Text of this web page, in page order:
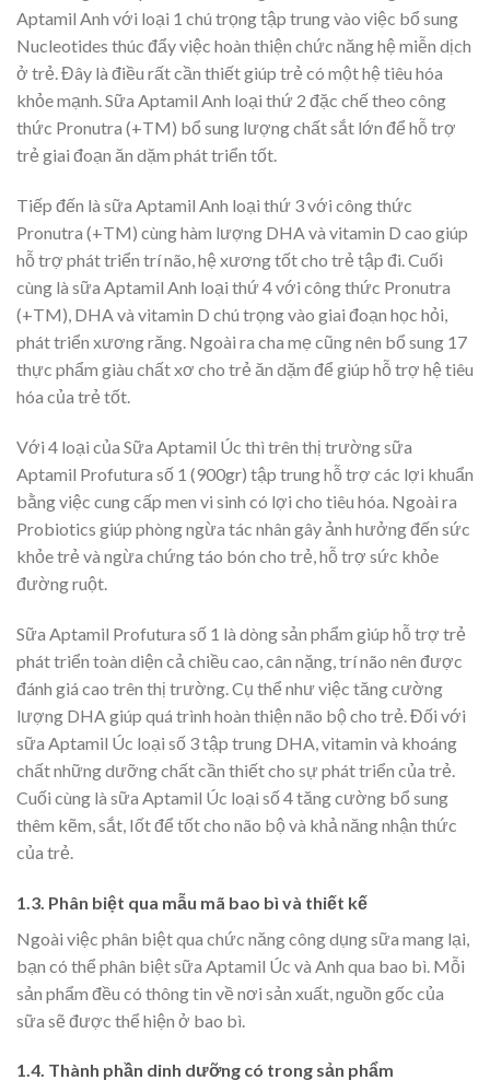
Aptamil Anh với loại 1 chú trọng tập trung vào việc bổ sung
Nucleotides thúc đẩy việc hoàn thiện chức năng hệ miễn dịch
ở trẻ. Đây là điều rất cần thiết giúp trẻ có một hệ tiêu hóa
khỏe mạnh. Sữa Aptamil Anh loại thứ 2 đặc chế theo công
thức Pronutra (+TM) bổ sung lượng chất sắt lớn để hỗ trợ
trẻ giai đoạn ăn dặm phát triển tốt.
Tiếp đến là sữa Aptamil Anh loại thứ 3 với công thức
Pronutra (+TM) cùng hàm lượng DHA và vitamin D cao giúp
hỗ trợ phát triển trí não, hệ xương tốt cho trẻ tập đi. Cuối
cùng là sữa Aptamil Anh loại thứ 4 với công thức Pronutra
(+TM), DHA và vitamin D chú trọng vào giai đoạn học hỏi,
phát triển xương răng. Ngoài ra cha mẹ cũng nên bổ sung 17
thực phẩm giàu chất xơ cho trẻ ăn dặm để giúp hỗ trợ hệ tiêu
hóa của trẻ tốt.
Với 4 loại của Sữa Aptamil Úc thì trên thị trường sữa
Aptamil Profutura số 1 (900gr) tập trung hỗ trợ các lợi khuẩn
bằng việc cung cấp men vi sinh có lợi cho tiêu hóa. Ngoài ra
Probiotics giúp phòng ngừa tác nhân gây ảnh hưởng đến sức
khỏe trẻ và ngừa chứng táo bón cho trẻ, hỗ trợ sức khỏe
đường ruột.
Sữa Aptamil Profutura số 1 là dòng sản phẩm giúp hỗ trợ trẻ
phát triển toàn diện cả chiều cao, cân nặng, trí não nên được
đánh giá cao trên thị trường. Cụ thể như việc tăng cường
lượng DHA giúp quá trình hoàn thiện não bộ cho trẻ. Đối với
sữa Aptamil Úc loại số 3 tập trung DHA, vitamin và khoáng
chất những dưỡng chất cần thiết cho sự phát triển của trẻ.
Cuối cùng là sữa Aptamil Úc loại số 4 tăng cường bổ sung
thêm kẽm, sắt, Iốt để tốt cho não bộ và khả năng nhận thức
của trẻ.
1.3. Phân biệt qua mẫu mã bao bì và thiết kế
Ngoài việc phân biệt qua chức năng công dụng sữa mang lại,
bạn có thể phân biệt sữa Aptamil Úc và Anh qua bao bì. Mỗi
sản phẩm đều có thông tin về nơi sản xuất, nguồn gốc của
sữa sẽ được thể hiện ở bao bì.
1.4. Thành phần dinh dưỡng có trong sản phẩm